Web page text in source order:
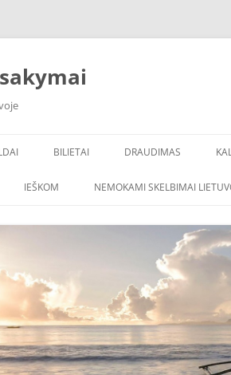
BILIETAI DRAUDIMAS
IEŠKOM NEMOKAMI SKELBIMAI